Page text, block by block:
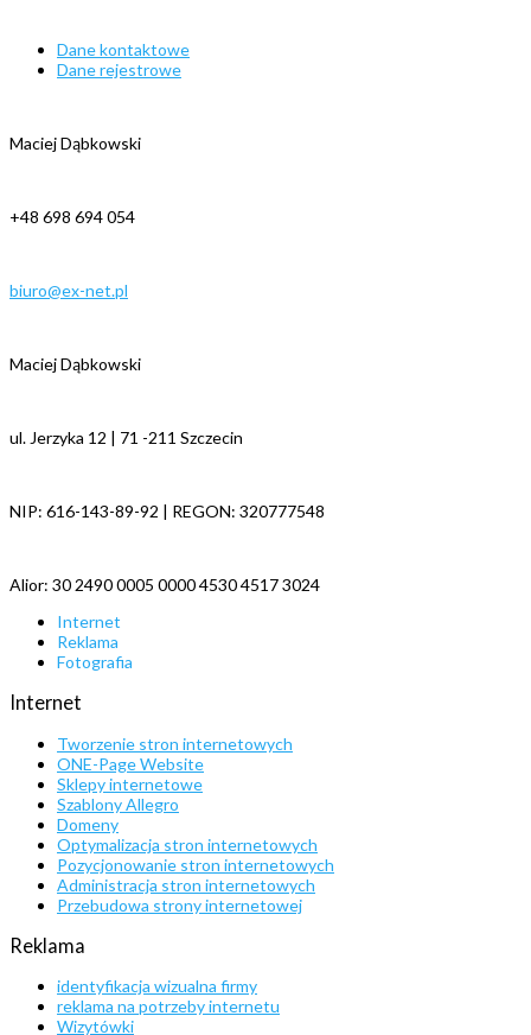
Dane kontaktowe
Dane rejestrowe
Maciej Dąbkowski
+48 698 694 054
biuro@ex-net.pl
Maciej Dąbkowski
ul. Jerzyka 12 | 71 -211 Szczecin
NIP: 616-143-89-92 | REGON: 320777548
Alior: 30 2490 0005 0000 4530 4517 3024
Internet
Reklama
Fotografia
Internet
Tworzenie stron internetowych
ONE-Page Website
Sklepy internetowe
Szablony Allegro
Domeny
Optymalizacja stron internetowych
Pozycjonowanie stron internetowych
Administracja stron internetowych
Przebudowa strony internetowej
Reklama
identyfikacja wizualna firmy
reklama na potrzeby internetu
Wizytówki